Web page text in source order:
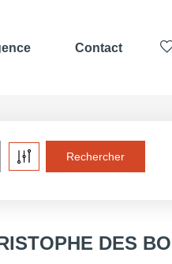
Contact
DES